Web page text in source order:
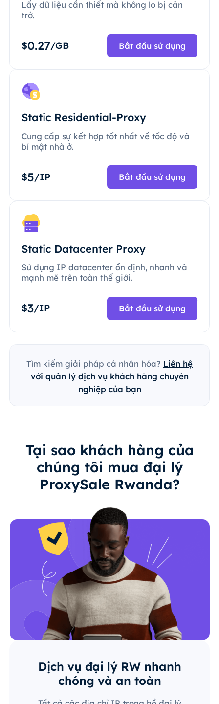
Lấy dữ liệu cần thiết mà không lo bị cản
trở.
$0.27/GB Bắt đầu sử dụng
Static Residential-Proxy
Cung cấp sự kết hợp tốt nhất về tốc độ và
bí mật nhà ở.
$5/IP Bắt đầu sử dụng
Static Datacenter Proxy
Sử dụng IP datacenter ổn định, nhanh và
mạnh mẽ trên toàn thế giới.
$3/IP Bắt đầu sử dụng
Tìm kiếm giải pháp cá nhân hóa? Liên hệ
với quản lý dịch vụ khách hàng chuyên
nghiệp của bạn
Tại sao khách hàng của
chúng tôi mua đại lý
ProxySale Rwanda?
Dịch vụ đại lý RW nhanh
chóng và an toàn